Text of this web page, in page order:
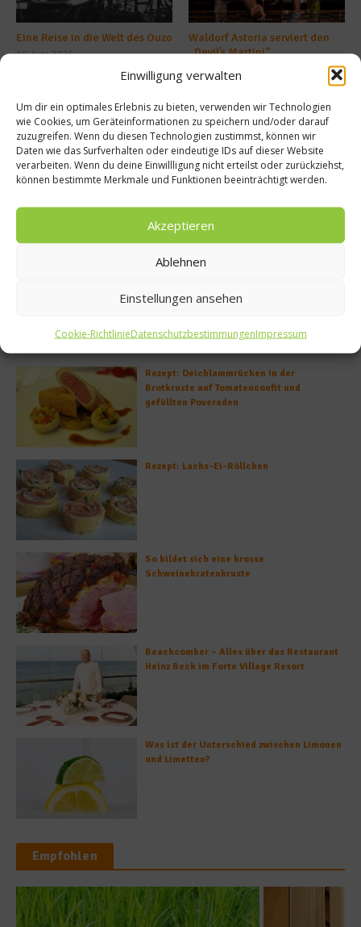
Einwilligung verwalten
Um dir ein optimales Erlebnis zu bieten, verwenden wir Technologien
wie Cookies, um Geräteinformationen zu speichern und/oder darauf
zuzugreifen. Wenn du diesen Technologien zustimmst, können wir
Daten wie das Surfverhalten oder eindeutige IDs auf dieser Website
verarbeiten. Wenn du deine Einwillligung nicht erteilst oder zurückziehst,
können bestimmte Merkmale und Funktionen beeinträchtigt werden.
Akzeptieren
Ablehnen
Einstellungen ansehen
Cookie-RichtlinieDatenschutzbestimmungenImpressum
Eine Reise in die Welt des Ouzo
10. Juni 2026
Waldorf Astoria serviert den
„Devil’s Martini“
17. Mai 2026
Buchtipp
Meistgelesen
Rezept: Deichlammrücken in der
Brotkruste auf Tomatenconfit und
gefüllten Poveraden
Rezept: Lachs-Ei-Röllchen
So bildet sich eine krosse
Schweinebratenkruste
Beachcomber – Alles über das Restaurant
Heinz Beck im Forte Village Resort
Was ist der Unterschied zwischen Limonen
und Limetten?
Empfohlen